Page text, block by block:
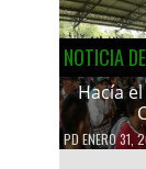
NOTICIA
Hacía
PDENERO 31,